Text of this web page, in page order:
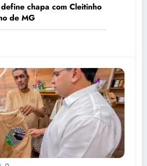
chapa com Cleitinho
de MG